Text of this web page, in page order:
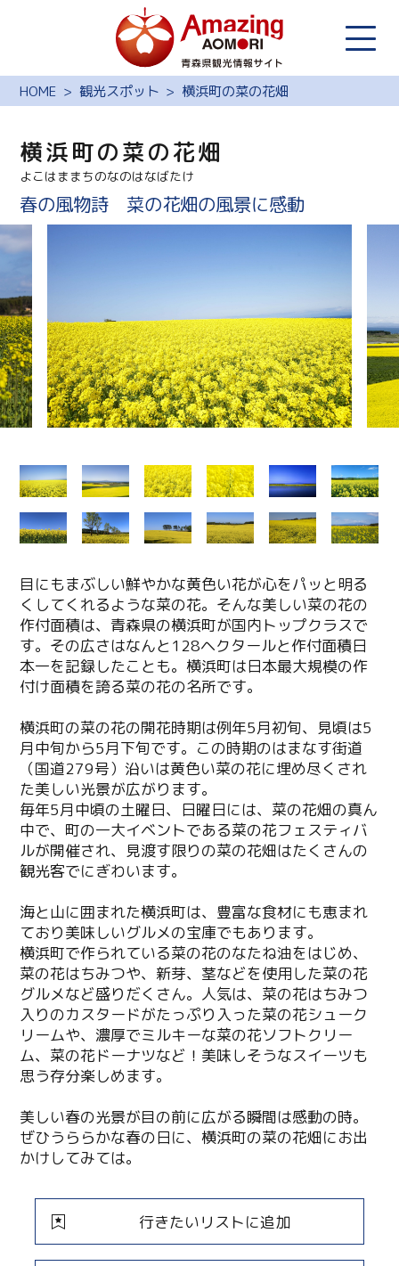
HOME 観光スポット 横浜町の菜の花畑
横浜町の菜の花畑
よこはままちのなのはなばたけ
春の風物詩 菜の花畑の風景に感動
目にもまぶしい鮮やかな黄色い花が心をパッと明る
くしてくれるような菜の花。そんな美しい菜の花の
作付面積は、青森県の横浜町が国内トップクラスで
す。その広さはなんと128ヘクタールと作付面積日
本一を記録したことも。横浜町は日本最大規模の作
付け面積を誇る菜の花の名所です。
横浜町の菜の花の開花時期は例年5月初旬、見頃は5
月中旬から5月下旬です。この時期のはまなす街道
（国道279号）沿いは黄色い菜の花に埋め尽くされ
た美しい光景が広がります。
毎年5月中頃の土曜日、日曜日には、菜の花畑の真ん
中で、町の一大イベントである菜の花フェスティバ
ルが開催され、見渡す限りの菜の花畑はたくさんの
観光客でにぎわいます。
海と山に囲まれた横浜町は、豊富な食材にも恵まれ
ており美味しいグルメの宝庫でもあります。
横浜町で作られている菜の花のなたね油をはじめ、
菜の花はちみつや、新芽、茎などを使用した菜の花
グルメなど盛りだくさん。人気は、菜の花はちみつ
入りのカスタードがたっぷり入った菜の花シューク
リームや、濃厚でミルキーな菜の花ソフトクリー
ム、菜の花ドーナツなど！美味しそうなスイーツも
思う存分楽しめます。
美しい春の光景が目の前に広がる瞬間は感動の時。
ぜひうららかな春の日に、横浜町の菜の花畑にお出
かけしてみては。
行きたいリストに追加